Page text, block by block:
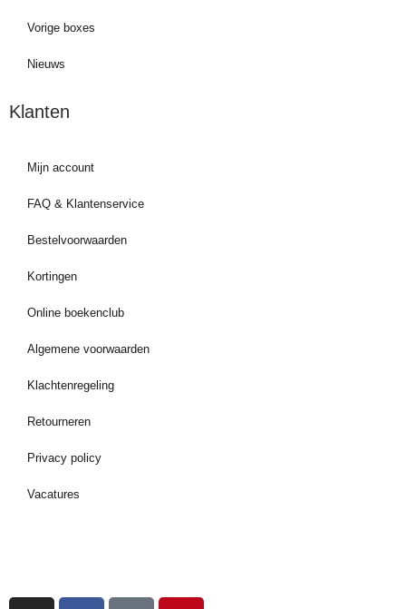
Vorige boxes
Nieuws
Klanten
Mijn account
FAQ & Klantenservice
Bestelvoorwaarden
Kortingen
Online boekenclub
Algemene voorwaarden
Klachtenregeling
Retourneren
Privacy policy
Vacatures